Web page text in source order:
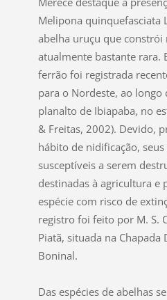
Melipona quinquefasciata
abelha uruçu que constrói
atualmente bastante rara.
ferrão foi registrada
para o Nordeste, ao longo
planalto de Ibiapaba, no
& Freitas, 2002). Devido,
hábito de nidificação,
susceptíveis a serem
destinadas à agricultura e
espécie com risco de
registro foi feito por M. S.
Piatã, situada na
Boninal.
Das espécies de abelhas